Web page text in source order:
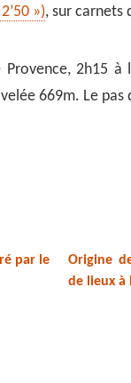
»), sur carnets
Provence, 2h15
669m. Le
par le
Origine
de lieux à